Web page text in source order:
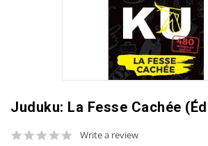
Juduku: La Fesse Cachée
0.0
Write a review